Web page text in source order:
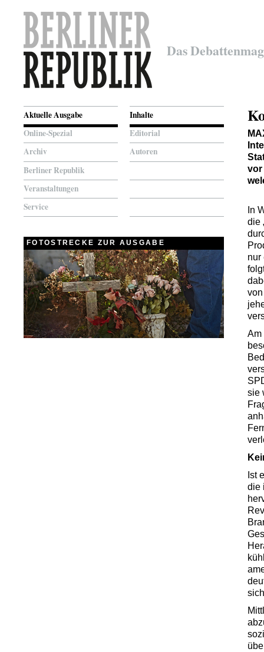
Das
Aktuelle Ausgabe
Online-Spezial
Archiv
Berliner Republik
Veranstaltungen
Service
Inhalte
Editorial
Autoren
FOTOSTRECKE ZUR AUSGABE
vor
In
die
nur
Am
sie
Ist
die